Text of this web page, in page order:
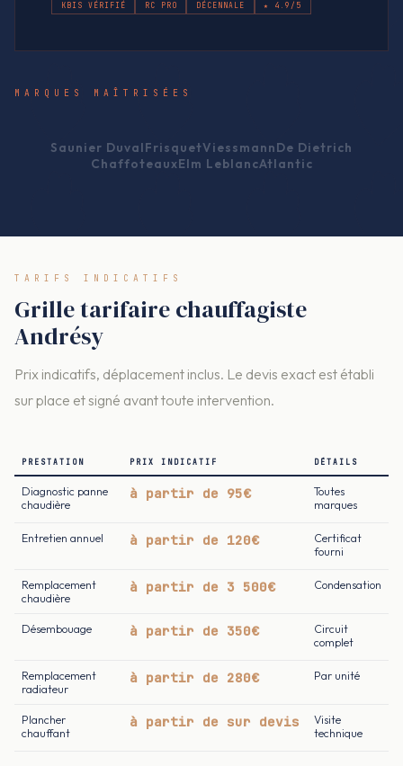
KBIS VÉRIFIÉ RC PRO DÉCENNALE ★ 4.9/5
MARQUES MAÎTRISÉES
Saunier DuvalFrisquetViessmannDe Dietrich
ChaffoteauxElm LeblancAtlantic
TARIFS INDICATIFS
Grille tarifaire chauffagiste
Andrésy
Prix indicatifs, déplacement inclus. Le devis exact est établi
sur place et signé avant toute intervention.
PRESTATION PRIX INDICATIF DÉTAILS
Diagnostic panne
chaudière
à partir de 95€
Toutes
marques
Entretien annuel à partir de 120€
Certificat
fourni
Remplacement
chaudière
à partir de 3 500€ Condensation
Désembouage à partir de 350€
Circuit
complet
Remplacement
radiateur
à partir de 280€ Par unité
Plancher
chauffant
à partir de sur devis
Visite
technique